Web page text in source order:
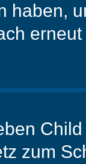
haben,
zum